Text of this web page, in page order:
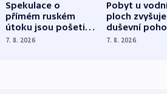
Spekulace o
přímém ruském
útoku jsou pošetilé,
míní estonský
7. 8. 2026
Pobyt u
ploch zvyšuje
duševní
ukázala
7. 8. 2026